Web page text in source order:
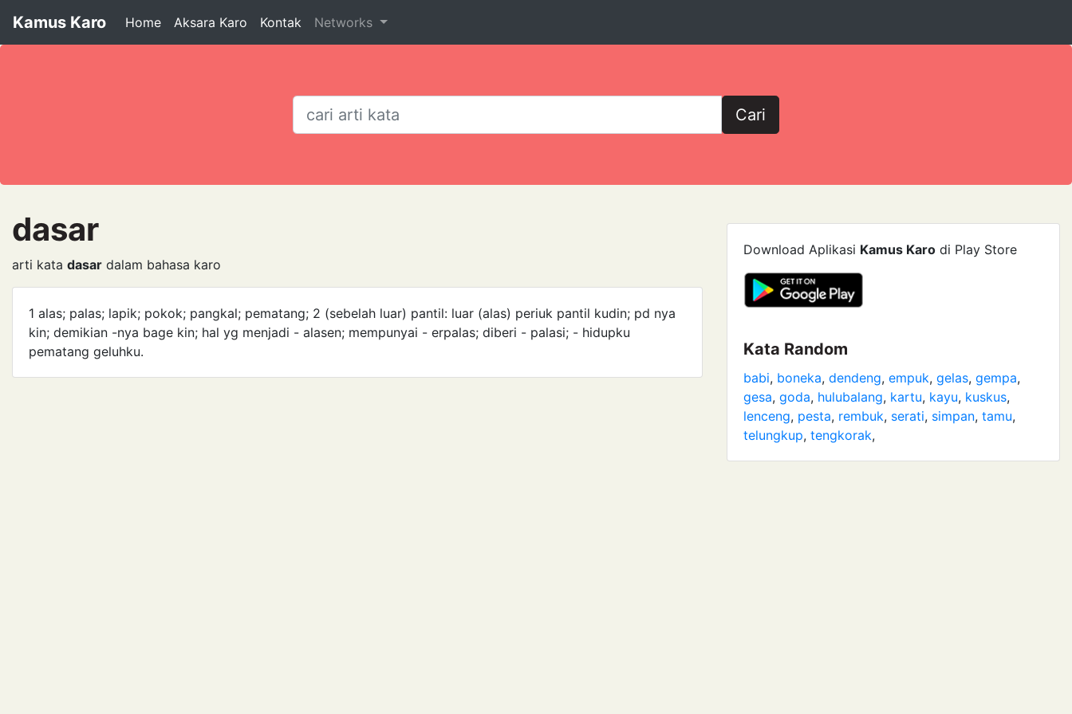
Kamus Karo Home Aksara Karo Kontak Networks
Cari
dasar
arti kata dasar dalam bahasa karo
1 alas; palas; lapik; pokok; pangkal; pematang; 2 (sebelah luar) pantil: ­luar (alas) periuk pantil kudin; pd ­nya
kin; demikian -nya bage kin; hal yg menjadi - alasen; mempunyai - erpalas; diberi - palasi; - hidupku
pematang geluhku.
Download Aplikasi Kamus Karo di Play Store
Kata Random
babi, boneka, dendeng, empuk, gelas, gempa,
gesa, goda, hulubalang, kartu, kayu, kuskus,
lenceng, pesta, rembuk, serati, simpan, tamu,
telungkup, tengkorak,